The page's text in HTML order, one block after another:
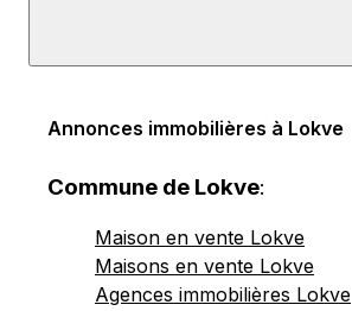
Annonces immobilières à Lokve
Commune de Lokve:
Maison en vente Lokve
Maisons en vente Lokve
Agences immobilières Lokve